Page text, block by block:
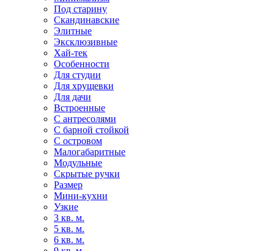
Под старину
Скандинавские
Элитные
Эксклюзивные
Хай-тек
Особенности
Для студии
Для хрущевки
Для дачи
Встроенные
С антресолями
С барной стойкой
С островом
Малогабаритные
Модульные
Скрытые ручки
Размер
Мини-кухни
Узкие
3 кв. м.
5 кв. м.
6 кв. м.